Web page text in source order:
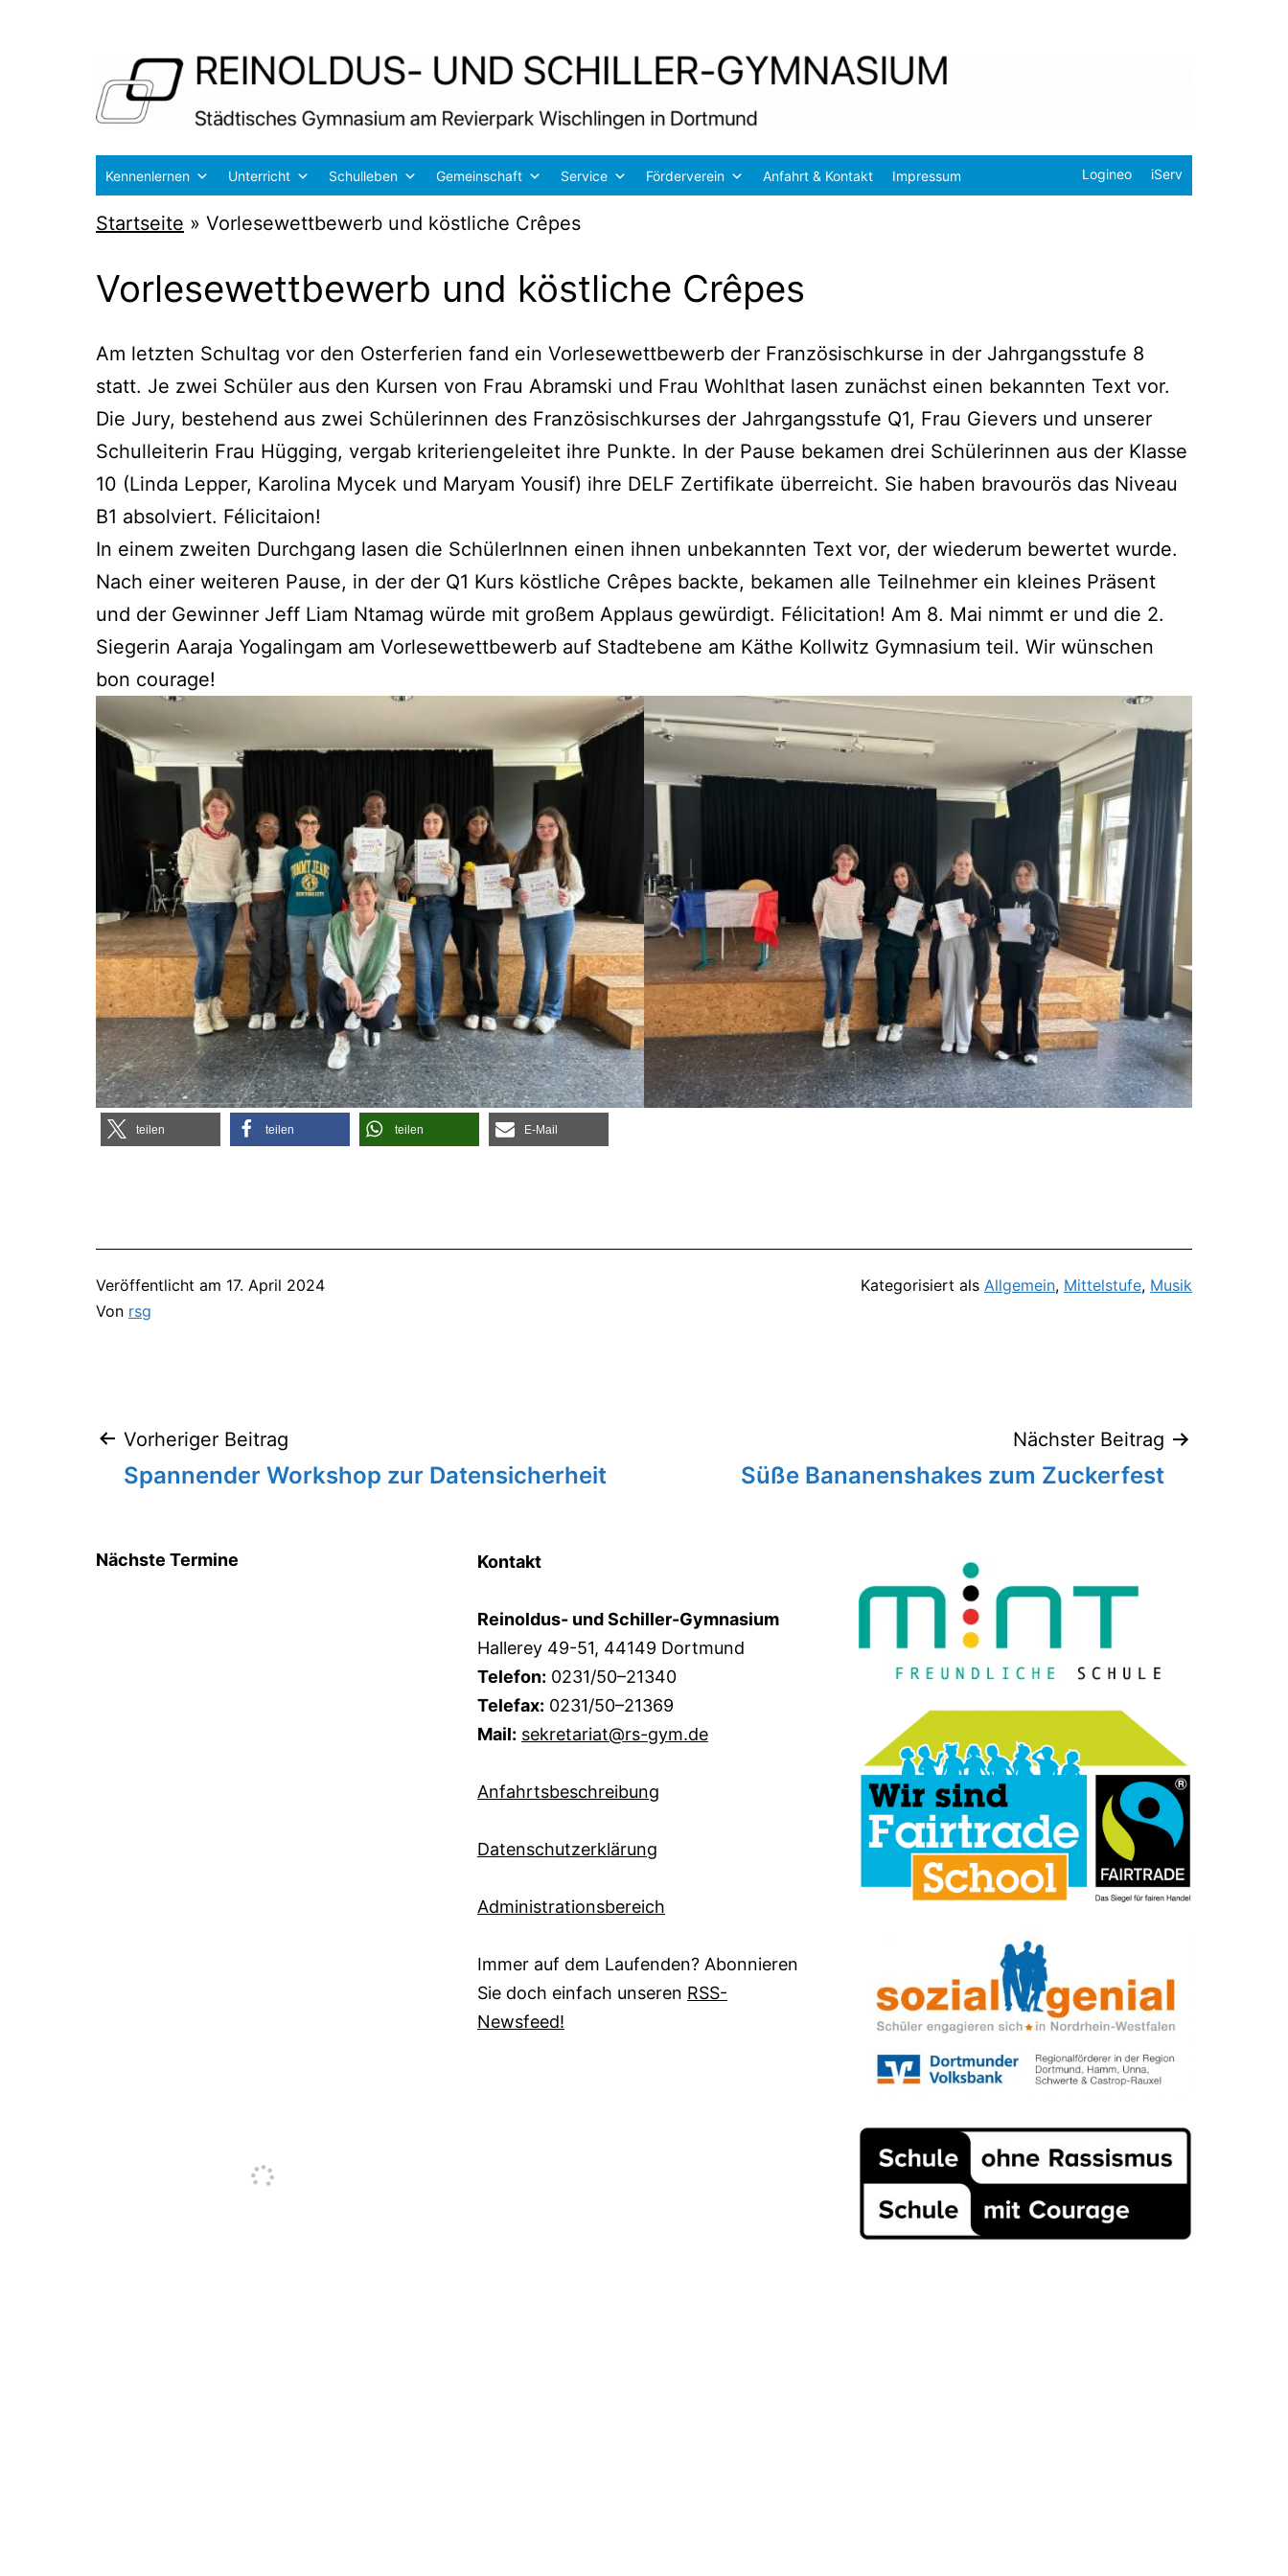
Reinoldus-
und
Schiller-
Dortmund
Kennenlernen Unterricht Schulleben Gemeinschaft Service Förderverein Anfahrt & Kontakt Impressum iServ
Logineo
Startseite » Vorlesewettbewerb und köstliche Crêpes
Vorlesewettbewerb und köstliche Crêpes
Am letz­ten Schul­tag vor den Oster­fe­ri­en fand ein Vor­le­se­wett­be­werb der Fran­zö­sisch­kur­se in der Jahr­gangs­stu­fe 8
statt. Je zwei Schü­ler aus den Kur­sen von Frau Abramski und Frau Wohlt­hat lasen zunächst einen bekann­ten Text vor.
Die Jury, bestehend aus zwei Schü­le­rin­nen des Fran­zö­sisch­kur­ses der Jahr­gangs­stu­fe Q1, Frau Gie­vers und unse­rer
Schul­lei­te­rin Frau Hüg­ging, ver­gab kri­te­ri­en­ge­lei­tet ihre Punk­te. In der Pau­se beka­men drei Schü­le­rin­nen aus der Klas­se
10 (Lin­da Lep­per, Karo­li­na Mycek und Maryam You­sif) ihre DELF Zer­ti­fi­ka­te über­reicht. Sie haben bra­vou­rös das Niveau
B1 absol­viert. Félicitaion!
In einem zwei­ten Durch­gang lasen die Schü­le­rIn­nen einen ihnen unbe­kann­ten Text vor, der wie­der­um bewer­tet wur­de.
Nach einer wei­te­ren Pau­se, in der der Q1 Kurs köst­li­che Crê­pes back­te, beka­men alle Teil­neh­mer ein klei­nes Prä­sent
und der Gewin­ner Jeff Liam Nta­mag wür­de mit gro­ßem Applaus gewür­digt. Féli­ci­ta­ti­on! Am 8. Mai nimmt er und die 2.
Sie­ge­rin Aar­a­ja Yoga­lingam am Vor­le­se­wett­be­werb auf Stadt­ebe­ne am Käthe Koll­witz Gym­na­si­um teil. Wir wün­schen
bon courage!
tei­len tei­len tei­len E‑Mail
Veröffentlicht am 17. April 2024
Von rsg
Kategorisiert als Allgemein, Mittelstufe, Musik
Beitragsnavigation
Vorheriger Beitrag
Spannender Workshop zur Datensicherheit
Nächster Beitrag
Süße Bananenshakes zum Zuckerfest
Nächste Termine Kontakt
Reinoldus- und Schiller-Gymnasium
Hallerey 49-51, 44149 Dortmund
Telefon: 0231/50–21340
Telefax: 0231/50–21369
Mail: sekretariat@rs-gym.de
Anfahrtsbeschreibung
Datenschutzerklärung
Administrationsbereich
Immer auf dem Laufenden? Abonnieren
Sie doch einfach unseren RSS-
Newsfeed!